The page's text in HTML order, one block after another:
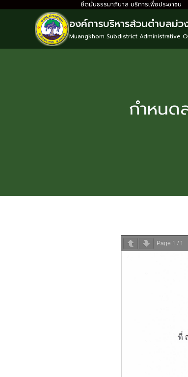
ยึดมั่นธรรมาภิบาล บริการเพื่อประชาชน
องค์การบริหารส่วนตำบลม่ว
Muangkhom Subdistrict Administrative
กำหนด
Page 1 / 1